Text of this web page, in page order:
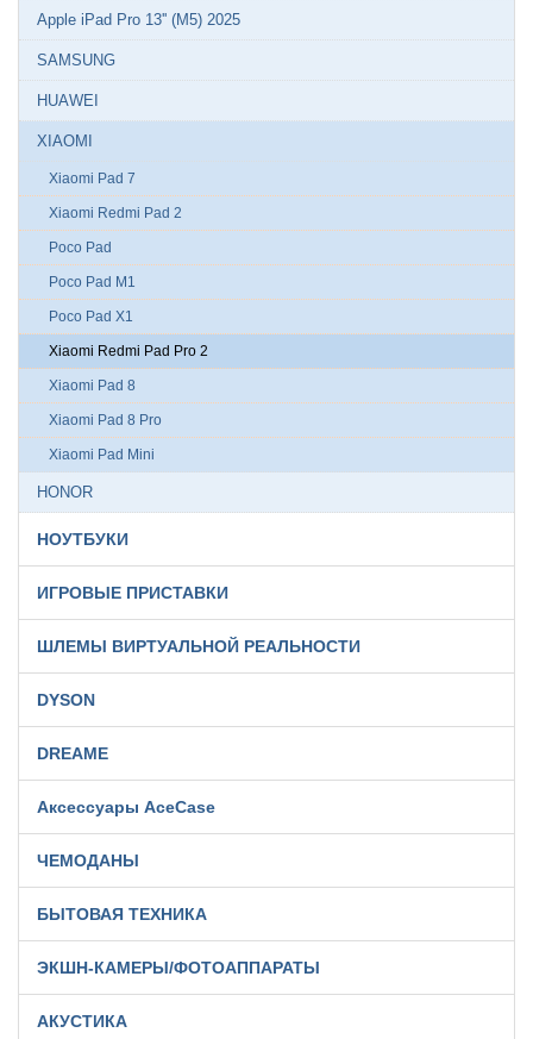
Apple iPad Pro 13'' (M5) 2025
SAMSUNG
HUAWEI
XIAOMI
Xiaomi Pad 7
Xiaomi Redmi Pad 2
Poco Pad
Poco Pad M1
Poco Pad X1
Xiaomi Redmi Pad Pro 2
Xiaomi Pad 8
Xiaomi Pad 8 Pro
Xiaomi Pad Mini
HONOR
НОУТБУКИ
ИГРОВЫЕ ПРИСТАВКИ
ШЛЕМЫ ВИРТУАЛЬНОЙ РЕАЛЬНОСТИ
DYSON
DREAME
Аксессуары AceCase
ЧЕМОДАНЫ
БЫТОВАЯ ТЕХНИКА
ЭКШН-КАМЕРЫ/ФОТОАППАРАТЫ
АКУСТИКА